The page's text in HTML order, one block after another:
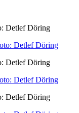
Detlef Döring
Detlef Döring
Detlef Döring